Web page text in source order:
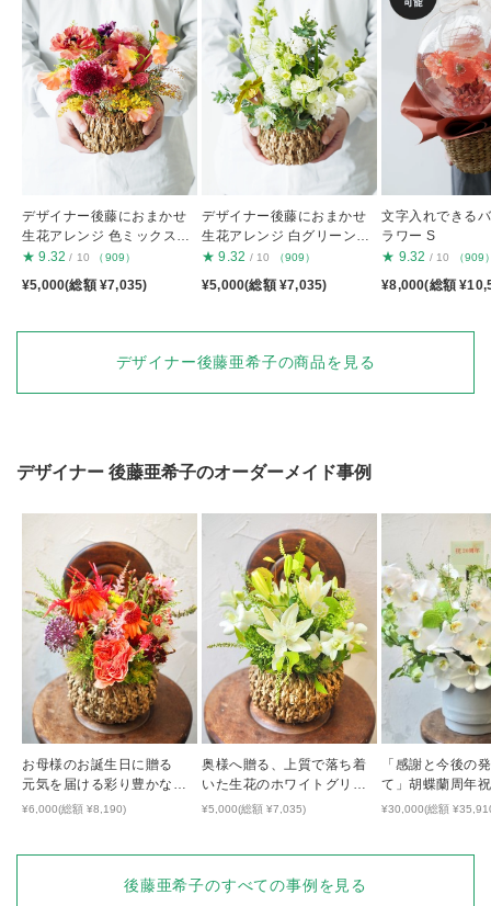
デザイナー後藤におまかせ
生花アレンジ 色ミックスS
S
★ 9.32 / 10 （909）
¥5,000(総額 ¥7,035)
デザイナー後藤におまかせ
生花アレンジ 白グリーンS
S
★ 9.32 / 10 （909）
¥5,000(総額 ¥7,035)
文字入れできる
ラワー S
★ 9.32 / 10 （909
¥8,000(総額
デザイナー後藤亜希子の商品を見る
デザイナー 後藤亜希子のオーダーメイド事例
お母様のお誕生日に贈る
元気を届ける彩り豊かな生
花アレンジ
¥6,000(総額 ¥8,190)
奥様へ贈る、上質で落ち着
いた生花のホワイトグリー
ンアレンジ
¥5,000(総額 ¥7,035)
「感謝と今後の
て」胡蝶蘭周年
¥30,000(総額
後藤亜希子のすべての事例を見る